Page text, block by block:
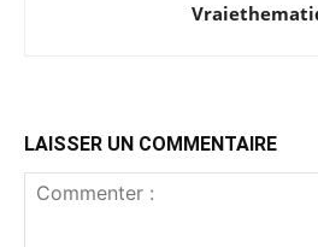
LAISSER UN COMMENTAIRE